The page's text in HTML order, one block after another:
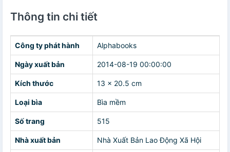
Thông tin chi tiết
Công ty phát hành Alphabooks
Ngày xuất bản 2014-08-19 00:00:00
Kích thước 13 x 20.5 cm
Loại bìa Bìa mềm
Số trang 515
Nhà xuất bản Nhà Xuất Bản Lao Động Xã Hội